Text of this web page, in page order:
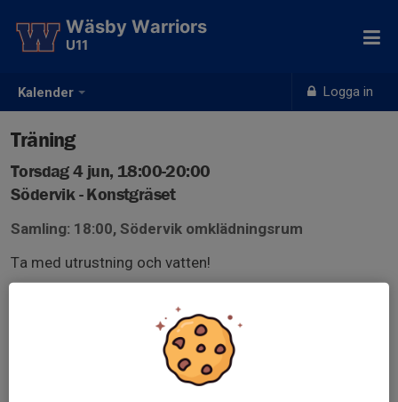
Kalender Logga in
Wäsby Warriors
U11
Träning
Torsdag 4 jun, 18:00-20:00
Södervik - Konstgräset
Samling: 18:00, Södervik omklädningsrum
Ta med utrustning och vatten!